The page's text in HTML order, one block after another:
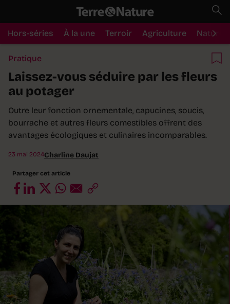
Hors-séries À la une Terroir Agriculture Nature
Pratique
Laissez-vous séduire par les fleurs
au potager
Outre leur fonction ornementale, capucines, soucis,
bourrache et autres fleurs comestibles offrent des
avantages écologiques et culinaires incomparables.
23 mai 2024Charline Daujat
Partager cet article